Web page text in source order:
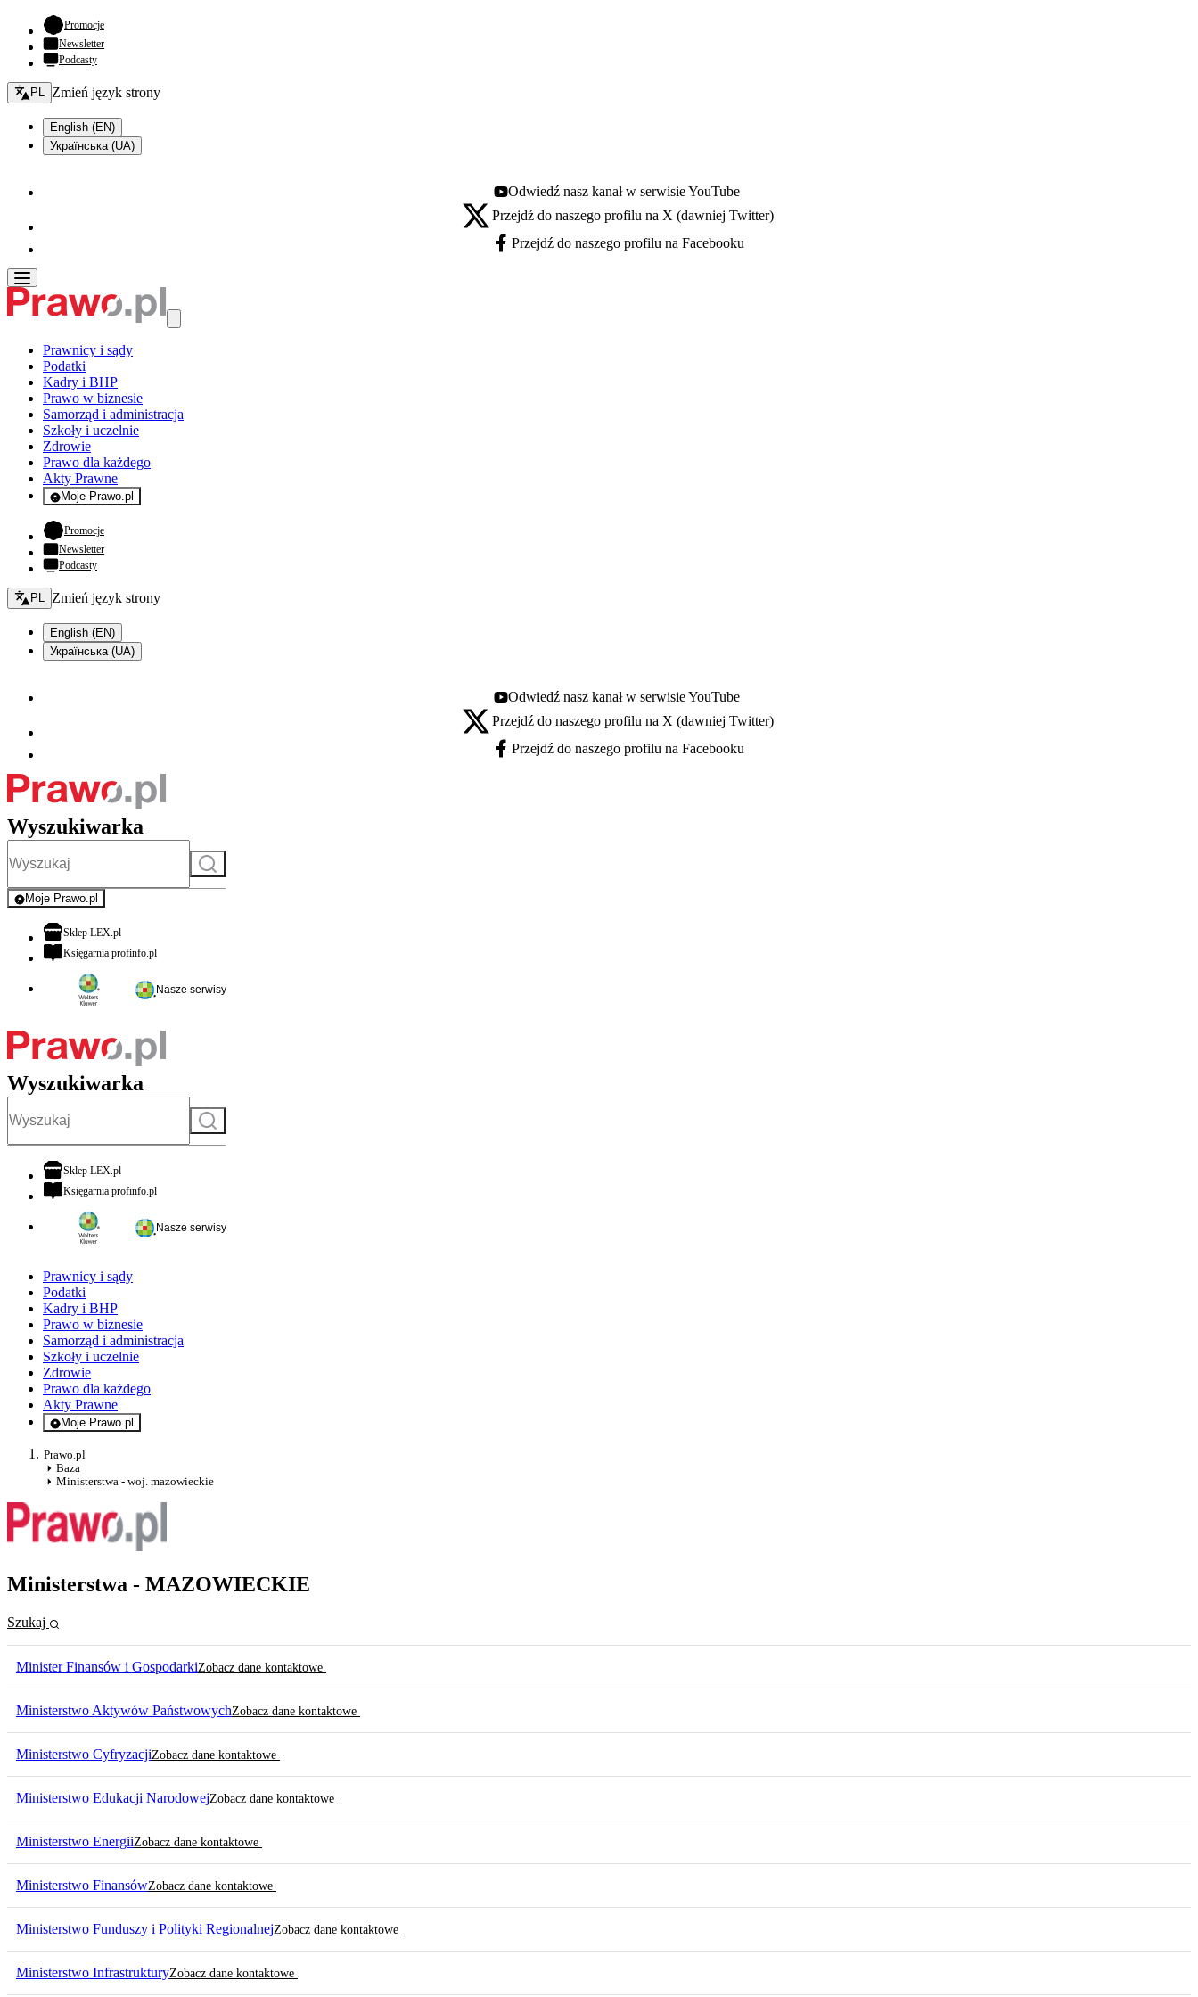
Promocje- otwiera się w nowej karcie
Newsletter
Podcasty
Zmień język - bieżący:
PL Zmień język strony
English (EN)
Українська (UA)
Youtube - otwiera się w nowej karcie
Odwiedź nasz kanał w serwisie YouTube
X - otwiera się w nowej karcie
Przejdź do naszego profilu na X (dawniej Twitter)
Facebook - otwiera się w nowej karcie
Przejdź do naszego profilu na Facebooku
Prawnicy i sądy
Podatki
Kadry i BHP
Prawo w biznesie
Samorząd i administracja
Szkoły i uczelnie
Zdrowie
Prawo dla każdego
Akty Prawne
Moje Prawo.pl
- rejestracja i logowanie do serwisu
Promocje- otwiera się w nowej karcie
Newsletter
Podcasty
Zmień język - bieżący:
PL Zmień język strony
English (EN)
Українська (UA)
Youtube - otwiera się w nowej karcie
Odwiedź nasz kanał w serwisie YouTube
X - otwiera się w nowej karcie
Przejdź do naszego profilu na X (dawniej Twitter)
Facebook - otwiera się w nowej karcie
Przejdź do naszego profilu na Facebooku
Wyszukiwarka
Szukaj
Moje Prawo.pl
- rejestracja i logowanie do serwisu
Sklep LEX.plotwiera się w nowej karcie
Księgarnia profinfo.plotwiera się w nowej karcie
Nasze serwisy
Wyszukiwarka
Szukaj
Sklep LEX.plotwiera się w nowej karcie
Księgarnia profinfo.plotwiera się w nowej karcie
Nasze serwisy
Prawnicy i sądy
Podatki
Kadry i BHP
Prawo w biznesie
Samorząd i administracja
Szkoły i uczelnie
Zdrowie
Prawo dla każdego
Akty Prawne
Moje Prawo.pl
- rejestracja i logowanie do serwisu
Prawo.pl
Baza
Ministerstwa - woj. mazowieckie
Ministerstwa - MAZOWIECKIE
Szukaj
Minister Finansów i GospodarkiZobacz dane kontaktowe
Ministerstwo Aktywów PaństwowychZobacz dane kontaktowe
Ministerstwo CyfryzacjiZobacz dane kontaktowe
Ministerstwo Edukacji NarodowejZobacz dane kontaktowe
Ministerstwo EnergiiZobacz dane kontaktowe
Ministerstwo FinansówZobacz dane kontaktowe
Ministerstwo Funduszy i Polityki RegionalnejZobacz dane kontaktowe
Ministerstwo InfrastrukturyZobacz dane kontaktowe